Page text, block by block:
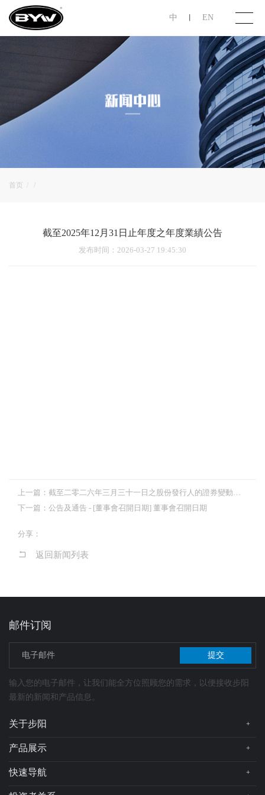
中 EN
首页 / /
截至2025年12月31日止年度之年度業績公告
发布时间 ：2026-03-27 19:45:30
上一篇： 截至二零二六年三月三十一日之股份發行人的證券變動月報表
下一篇：
公告及通告 - [董事會召開日期] 董事會召開日期
分享：
返回新闻列表
邮件订阅
提交
输入您的电子邮件，让我们能全方位照顾您的需求，以便接收步阳
最新的新闻和产品信息。
关于步阳 +
公司简介
产品展示 +
步阳轮毂
快速导航 +